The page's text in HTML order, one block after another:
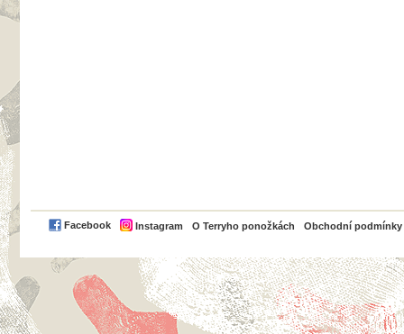
Facebook Instagram O Terryho ponožkách Obchodní podmínky
PayPal